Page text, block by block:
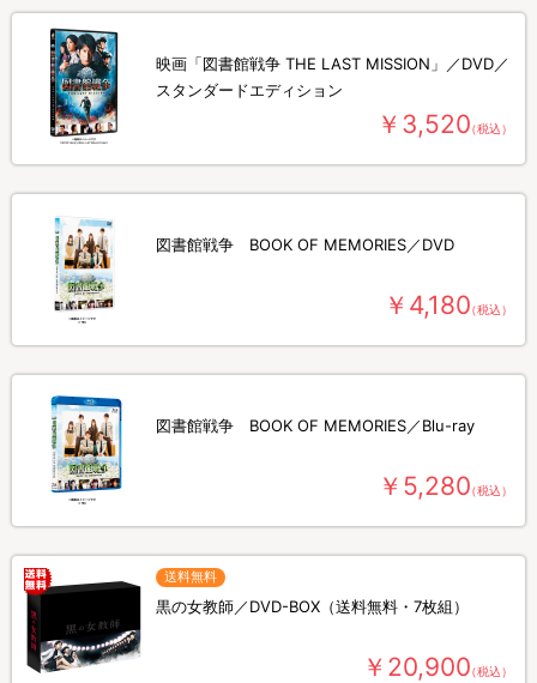
映画「図書館戦争 THE LAST MISSION」／DVD／
スタンダードエディション
￥3,520（税込）
図書館戦争 BOOK OF MEMORIES／DVD
￥4,180（税込）
図書館戦争 BOOK OF MEMORIES／Blu-ray
￥5,280（税込）
送料無料
黒の女教師／DVD-BOX（送料無料・7枚組）
￥20,900（税込）